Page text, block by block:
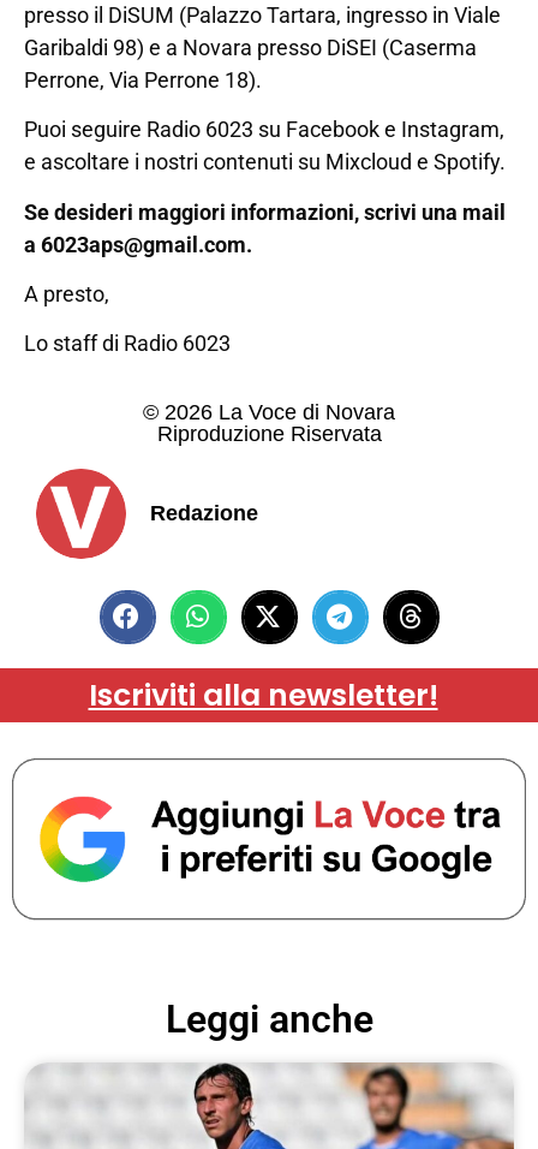
presso il DiSUM (Palazzo Tartara, ingresso in Viale
Garibaldi 98) e a Novara presso DiSEI (Caserma
Perrone, Via Perrone 18).
Puoi seguire Radio 6023 su Facebook e Instagram,
e ascoltare i nostri contenuti su Mixcloud e Spotify.
Se desideri maggiori informazioni, scrivi una mail
a 6023aps@gmail.com.
A presto,
Lo staff di Radio 6023
© 2026 La Voce di Novara
Riproduzione Riservata
Redazione
Iscriviti alla newsletter!
Leggi anche